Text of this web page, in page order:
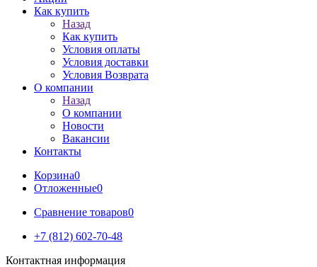
Как купить
Назад
Как купить
Условия оплаты
Условия доставки
Условия Возврата
О компании
Назад
О компании
Новости
Вакансии
Контакты
Корзина0
Отложенные0
Сравнение товаров0
+7 (812) 602-70-48
Контактная информация